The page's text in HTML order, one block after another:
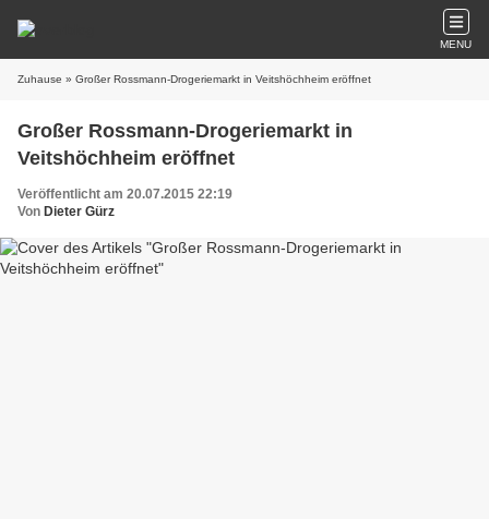
MENU
Zuhause » Großer Rossmann-Drogeriemarkt in Veitshöchheim eröffnet
Großer Rossmann-Drogeriemarkt in
Veitshöchheim eröffnet
Veröffentlicht am 20.07.2015 22:19
Von Dieter Gürz